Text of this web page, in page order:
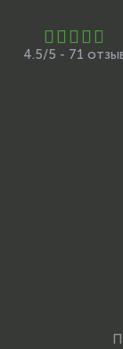
4.5/5 - 71